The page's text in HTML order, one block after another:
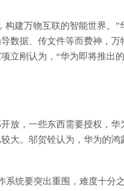
建万物互联的智能世界。”
数据、传文件等而费神，万
立刚认为，“华为即将推出
放，一些东西需要授权，华
大。邬贺铨认为，华为的
统要突出重围，难度十分